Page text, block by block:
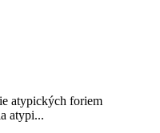
atypických foriem
atypi...